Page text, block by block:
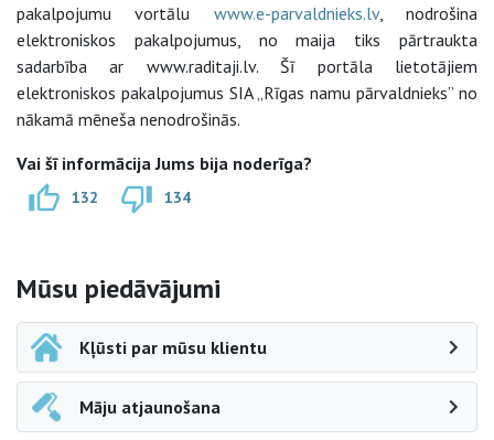
pakalpojumu vortālu www.e-parvaldnieks.lv, nodrošina
elektroniskos pakalpojumus, no maija tiks pārtraukta
sadarbība ar www.raditaji.lv. Šī portāla lietotājiem
elektroniskos pakalpojumus SIA „Rīgas namu pārvaldnieks” no
nākamā mēneša nenodrošinās.
Vai šī informācija Jums bija noderīga?
132 134
Sāna navigācija
Mūsu piedāvājumi
Kļūsti par mūsu klientu
Māju atjaunošana